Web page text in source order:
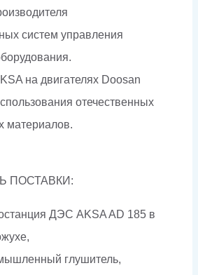
систем управления
на двигателях Doosan
отечественных
материалов.
ПОСТАВКИ:
ДЭС AKSA AD 185 в
глушитель,